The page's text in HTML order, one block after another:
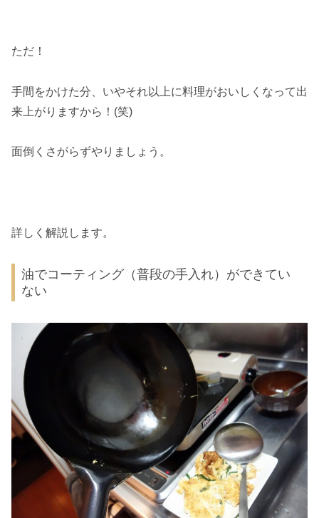
ただ！
手間をかけた分、いやそれ以上に料理がおいしくなって出
来上がりますから！(笑)
面倒くさがらずやりましょう。
詳しく解説します。
油でコーティング（普段の手入れ）ができてい
ない